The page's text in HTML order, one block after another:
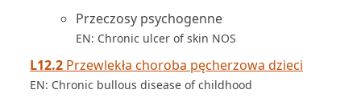
Przeczosy psychogenne
EN: Chronic ulcer of skin NOS
L12.2 Przewlekła choroba pęcherzowa dzieci
EN: Chronic bullous disease of childhood